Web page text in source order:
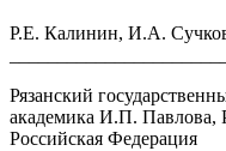
Р.Е. Калинин, И.А.
Рязанский
академика И.П. Павлова,
Российская Федерация